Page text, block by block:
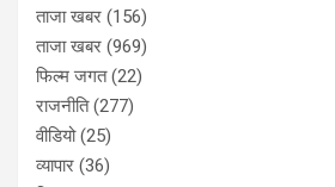
ताजा खबर (156)
ताजा खबर (969)
फिल्म जगत(22)
राजनीति(277)
वीडियो(25)
व्यापार (36)